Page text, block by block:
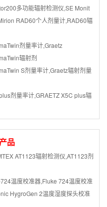
多功能辐射检测仪,SE Monit
RAD60个人剂量计,RAD60辐
剂量率计,Graetz
辐射剂
S剂量率计,Graetz辐射剂量
剂量率计,GRAETZ X5C plus辐
品
AT1123辐射检测仪,AT1123剂
温度校准器,Fluke 724温度校准
HygroGen 2温度湿度探头校准